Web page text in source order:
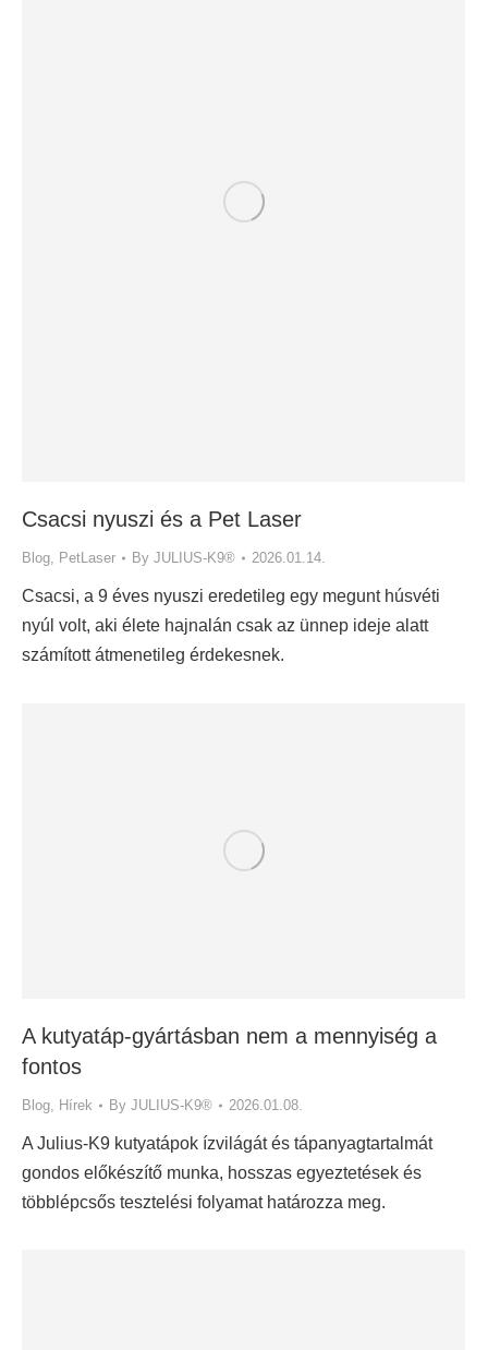
Csacsi nyuszi és a Pet Laser
Blog, PetLaser By JULIUS-K9® 2026.01.14.
Csacsi, a 9 éves nyuszi eredetileg egy megunt húsvéti
nyúl volt, aki élete hajnalán csak az ünnep ideje alatt
számított átmenetileg érdekesnek.
A kutyatáp-gyártásban nem a mennyiség a
fontos
Blog, Hírek By JULIUS-K9® 2026.01.08.
A Julius-K9 kutyatápok ízvilágát és tápanyagtartalmát
gondos előkészítő munka, hosszas egyeztetések és
többlépcsős tesztelési folyamat határozza meg.